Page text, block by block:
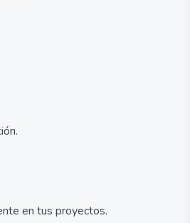
en tus proyectos.